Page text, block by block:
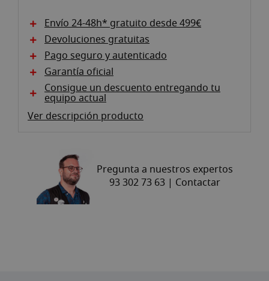
Envío 24-48h* gratuito desde 499€
Devoluciones gratuitas
Pago seguro y autenticado
Garantía oficial
Consigue un descuento entregando tu
equipo actual
Ver descripción producto
Pregunta a nuestros expertos
93 302 73 63 | Contactar